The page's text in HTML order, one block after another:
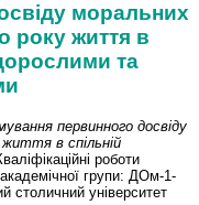
моральних
року життя в
та
первинного досвіду
в спільній
роботи
групи: ДОм-1-
столичний університет